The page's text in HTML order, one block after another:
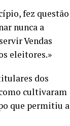
fez questão
nunca a
Vendas
eleitores.»
dos
cultivaram
que permitiu a